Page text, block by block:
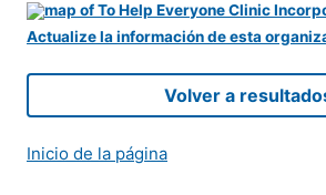
Actualize la información de esta
Volver a
Inicio de la página